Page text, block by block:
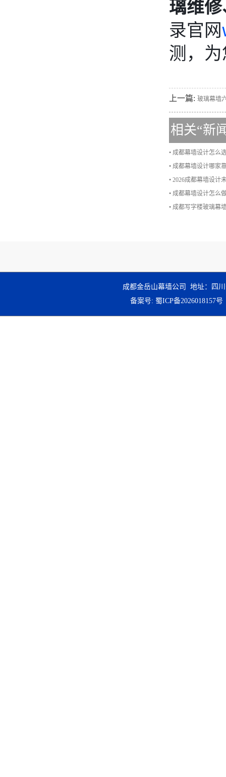
璃维
录官网
测，
上一篇: 玻璃幕墙
相关“新
• 成都幕墙设计怎么
• 成都幕墙设计哪家
• 2026成都幕墙设计
• 成都幕墙设计怎么
• 成都写字楼玻璃幕
成都金岳山幕墙公司 地址：四
备案号: 蜀ICP备2026018157号